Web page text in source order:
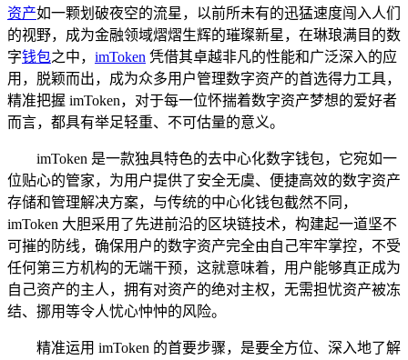
资产如一颗划破夜空的流星，以前所未有的迅猛速度闯入人们
的视野，成为金融领域熠熠生辉的璀璨新星，在琳琅满目的数
字钱包之中， imToken 凭借其卓越非凡的性能和广泛深入的应
用，脱颖而出，成为众多用户管理数字资产的首选得力工具，
精准把握 imToken，对于每一位怀揣着数字资产梦想的爱好者
而言，都具有举足轻重、不可估量的意义。
imToken 是一款独具特色的去中心化数字钱包，它宛如一
位贴心的管家，为用户提供了安全无虞、便捷高效的数字资产
存储和管理解决方案，与传统的中心化钱包截然不同，
imToken 大胆采用了先进前沿的区块链技术，构建起一道坚不
可摧的防线，确保用户的数字资产完全由自己牢牢掌控，不受
任何第三方机构的无端干预，这就意味着，用户能够真正成为
自己资产的主人，拥有对资产的绝对主权，无需担忧资产被冻
结、挪用等令人忧心忡忡的风险。
精准运用 imToken 的首要步骤，是要全方位、深入地了解